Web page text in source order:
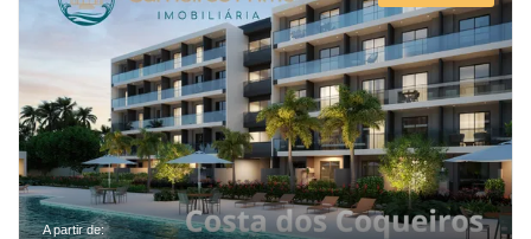
A partir de: